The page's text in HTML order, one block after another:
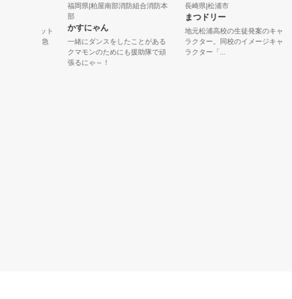
福岡県|粕屋南部消防組合消防本
かすにゃん
一緒にダンスをしたことがある
クマモンのためにも援助隊で頑
張るにゃ～！
長崎県|松浦市
まつドリー
地元松浦高校の生徒発案のキャ
ラクター。同校のイメージキャ
ラクター「...